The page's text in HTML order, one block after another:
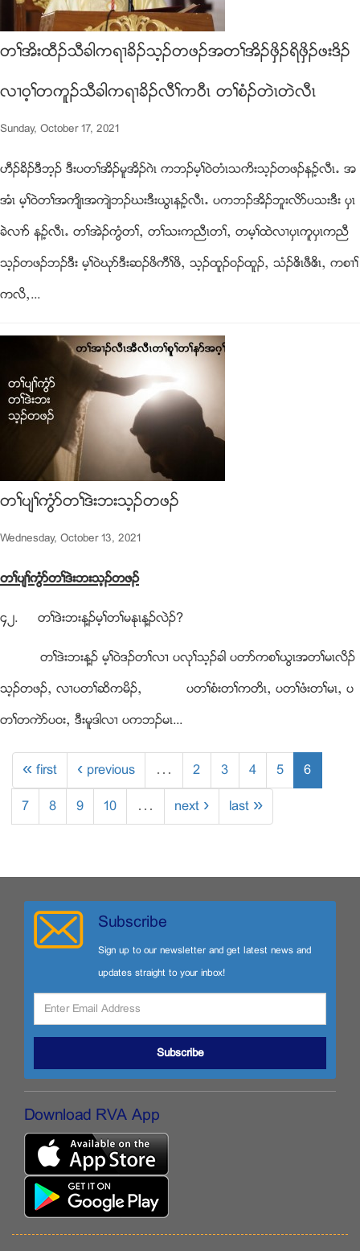
တႈအိးထီဥသီခါကရ႕ခိဥသ့ဥတဖဥအတႈအိဥဖွိဥရိဖွိဥဖးဒိဥ
လ႕၀့ႈတကူဥသီခါကရ႕ခိဥလီႈက၀ီၚ တႈစံဥတဲၚတဲလီၚ
Sunday, October 17, 2021
ဟီဥခိဥဒီဘ့ဥ ဒီးပတႈအိဥမူအိဥဂဲၚ ကဘဥမ့ႈ၀ဲတံၚသကိးသ့ဥတဖဥနဥ့လီၚ’ အ
အံၚ မ့ႈ၀ဲတႈအက်ိၚအက်ဲဘဥဃးဒီးဎြၚနဥ့လီၚ’ ပကဘဥအိဥဘူးလိဏပသးဒီး ပွၚ
ခဲလ႕ဏ နဥ့လီၚ’ တႈအဲဥကြံတႈယ တႈသးကညီၚတႈယ တမ့ႈထဲလ႕ပွၚကူပွၚကညီ
သ့ဥတဖဥဘဥဒီး မ့ႈ၀ဲဃုဏဒီးဆဥဖိကီႈဖိယ သ့ဥထူဥ၀ဥထူဥယ သံဥဧိၚဖီဧိၚယ ကစ႕ႈ
ကလိယ...
တႈပ်ႈကြံဏတႈဒဲးဘးသ့ဥတဖဥ
Wednesday, October 13, 2021
တႈပ်ႈကြံဏတႈဒဲးဘးသ့ဥတဖဥ
၄၂. တႈဒဲးဘးန႔ဥမ့ႈတႈမႏုၚန႔ဥလဲဥ?
တႈဒဲးဘးန႔ဥ မ့ႈ၀ဲဒဥတႈလ႕ ပလုႈသ့ဥခါ ပတဏကစႈဎြၚအတႈမၚလိဥ
သ့ဥတဖဥယ လ႕ပတႈဆိကမိဥယ ပတႈစံးတႈကတိၚယ ပတႈဖံးတႈမၚယ ပ
တႈတကဲဏပ၀းယ ဒီးမူဒါလ႕ ပကဘဥမၚ...
« first ‹ previous … 2 3 4 5 6
7 8 9 10 … next › last »
Subscribe
Sign up to our newsletter and get latest news and
updates straight to your inbox!
Subscribe
Download RVA App